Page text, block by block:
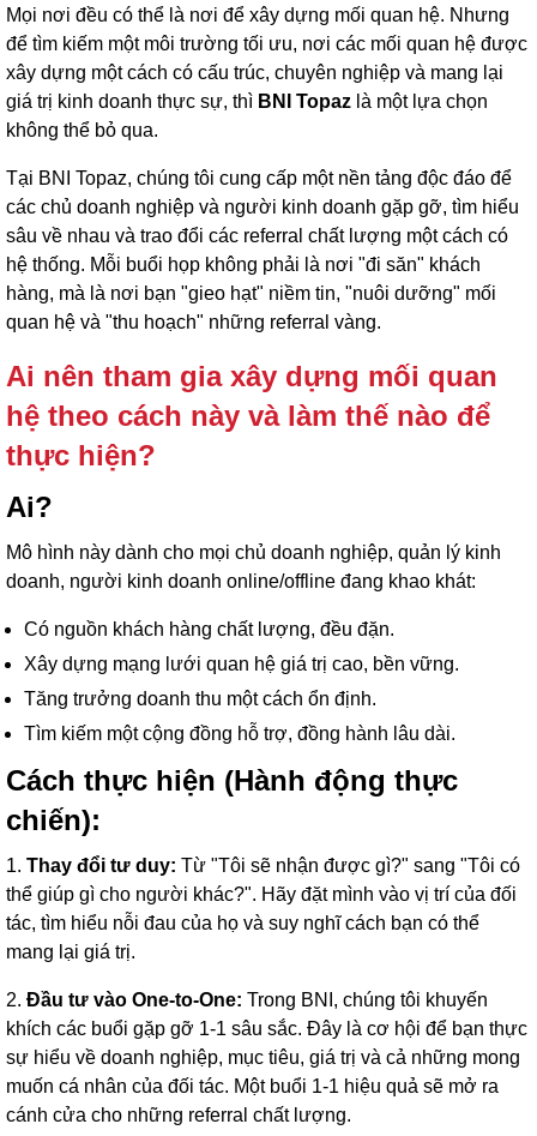
Mọi nơi đều có thể là nơi để xây dựng mối quan hệ. Nhưng
để tìm kiếm một môi trường tối ưu, nơi các mối quan hệ được
xây dựng một cách có cấu trúc, chuyên nghiệp và mang lại
giá trị kinh doanh thực sự, thì BNI Topaz là một lựa chọn
không thể bỏ qua.
Tại BNI Topaz, chúng tôi cung cấp một nền tảng độc đáo để
các chủ doanh nghiệp và người kinh doanh gặp gỡ, tìm hiểu
sâu về nhau và trao đổi các referral chất lượng một cách có
hệ thống. Mỗi buổi họp không phải là nơi "đi săn" khách
hàng, mà là nơi bạn "gieo hạt" niềm tin, "nuôi dưỡng" mối
quan hệ và "thu hoạch" những referral vàng.
Ai nên tham gia xây dựng mối quan
hệ theo cách này và làm thế nào để
thực hiện?
Ai?
Mô hình này dành cho mọi chủ doanh nghiệp, quản lý kinh
doanh, người kinh doanh online/offline đang khao khát:
Có nguồn khách hàng chất lượng, đều đặn.
Xây dựng mạng lưới quan hệ giá trị cao, bền vững.
Tăng trưởng doanh thu một cách ổn định.
Tìm kiếm một cộng đồng hỗ trợ, đồng hành lâu dài.
Cách thực hiện (Hành động thực
chiến):
1. Thay đổi tư duy: Từ "Tôi sẽ nhận được gì?" sang "Tôi có
thể giúp gì cho người khác?". Hãy đặt mình vào vị trí của đối
tác, tìm hiểu nỗi đau của họ và suy nghĩ cách bạn có thể
mang lại giá trị.
2. Đầu tư vào One-to-One: Trong BNI, chúng tôi khuyến
khích các buổi gặp gỡ 1-1 sâu sắc. Đây là cơ hội để bạn thực
sự hiểu về doanh nghiệp, mục tiêu, giá trị và cả những mong
muốn cá nhân của đối tác. Một buổi 1-1 hiệu quả sẽ mở ra
cánh cửa cho những referral chất lượng.